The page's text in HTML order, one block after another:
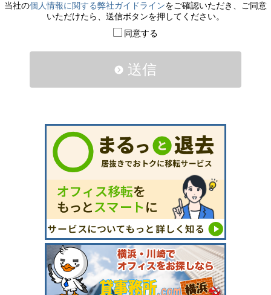
当社の個人情報に関する弊社ガイドラインをご確認いただき、ご同意
いただけたら、送信ボタンを押してください。
同意する
送信